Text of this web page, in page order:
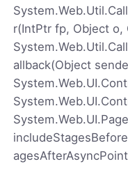
r(IntPtr fp, Object o,
allback(Object